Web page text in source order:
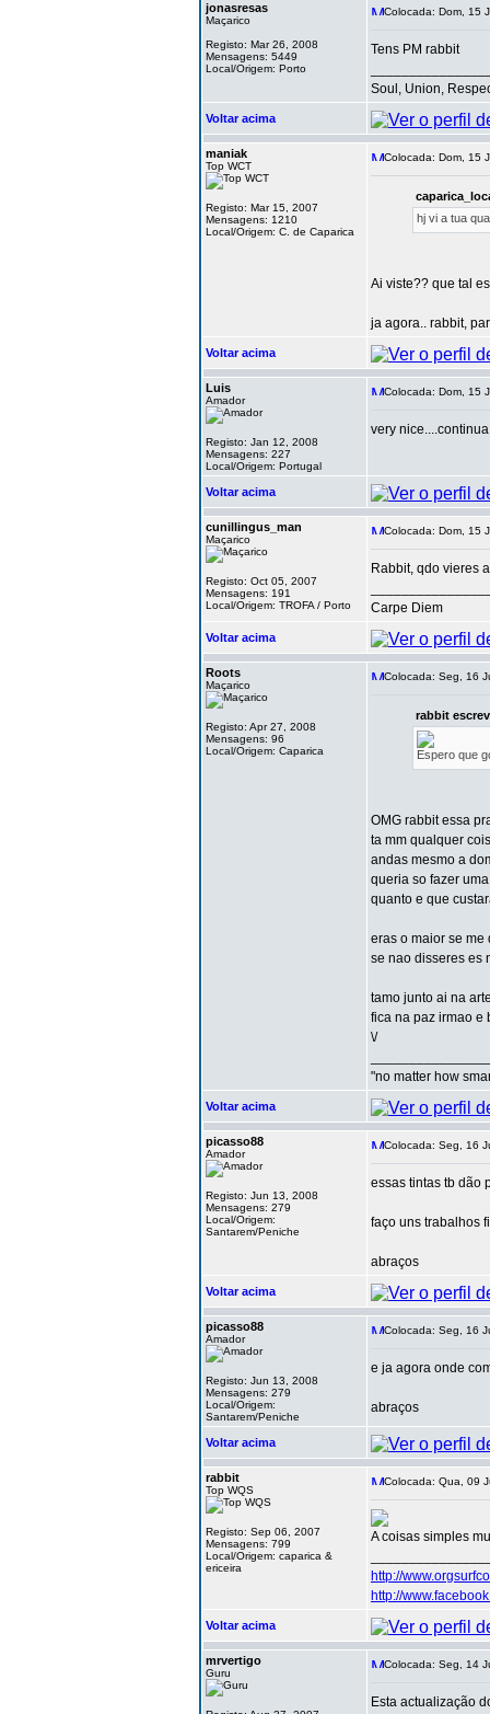
jonasresas
Maçarico
Registo: Mar 26, 2008
Mensagens: 5449
Local/Origem: Porto
Colocada: Dom, 15
Tens PM rabbit
Soul, Union,
Voltar acima
maniak
Top WCT
Registo: Mar 15, 2007
Mensagens: 1210
Local/Origem: C. de Caparica
Colocada: Dom, 15
hj vi a tua
Ai viste?? que tal
ja agora.. rabbit,
Voltar acima
Luis
Amador
Registo: Jan 12, 2008
Mensagens: 227
Local/Origem: Portugal
Colocada: Dom, 15
very nice....continua
Voltar acima
cunillingus_man
Maçarico
Registo: Oct 05, 2007
Mensagens: 191
Local/Origem: TROFA / Porto
Colocada: Dom, 15
Rabbit, qdo vieres
Carpe Diem
Voltar acima
Roots
Maçarico
Registo: Apr 27, 2008
Mensagens: 96
Local/Origem: Caparica
Colocada: Seg, 16
rabbit
Espero que
OMG rabbit essa
ta mm qualquer
andas mesmo a
queria so fazer
quanto e que
eras o maior se
se nao disseres es
tamo junto ai na
fica na paz irmao e
\/
"no matter how
Voltar acima
picasso88
Amador
Registo: Jun 13, 2008
Mensagens: 279
Local/Origem:
Santarem/Peniche
Colocada: Seg, 16
essas tintas tb dão
faço uns trabalhos
abraços
Voltar acima
picasso88
Amador
Registo: Jun 13, 2008
Mensagens: 279
Local/Origem:
Santarem/Peniche
Colocada: Seg, 16
e ja agora onde
abraços
Voltar acima
rabbit
Top WQS
Registo: Sep 06, 2007
Mensagens: 799
Local/Origem: caparica &
ericeira
Colocada: Qua, 09
A coisas simples
http://
http://
Voltar acima
mrvertigo
Guru
Colocada: Seg, 14
Esta actualização